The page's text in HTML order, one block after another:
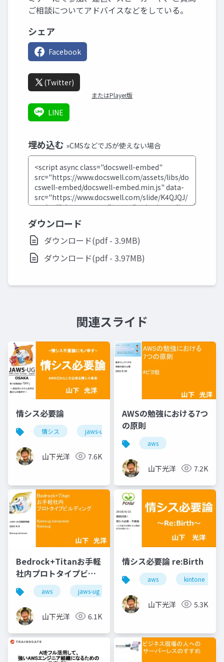
ご相談についてアドバイスなどをしている。
シェア
Facebook
(Twitter)
またはPlayer版
LINE
埋め込む »CMSなどでJSが使えない場合
ダウンロード
ダウンロード(pdf - 3.9MB)
ダウンロード(pdf - 3.97MB)
関連スライド
情シス必要論
情シス jaws-ug aws
山下光洋 7.6K
AWSの勉強における7つ
の原則
aws
山下光洋 7.2K
Bedrock+Titanお手軽
社内プロトタイプビル
ディングaws jaws-ug
山下光洋 6.1K
情シス必要論 re:Birth
aws kintone
山下光洋 5.3K